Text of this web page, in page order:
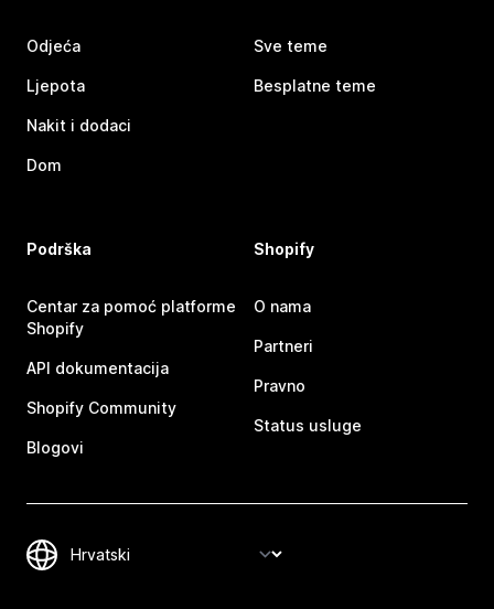
Odjeća
Ljepota
Nakit i dodaci
Dom
Sve teme
Besplatne teme
Podrška
Centar za pomoć platforme
Shopify
API dokumentacija
Shopify Community
Blogovi
Shopify
O nama
Partneri
Pravno
Status usluge